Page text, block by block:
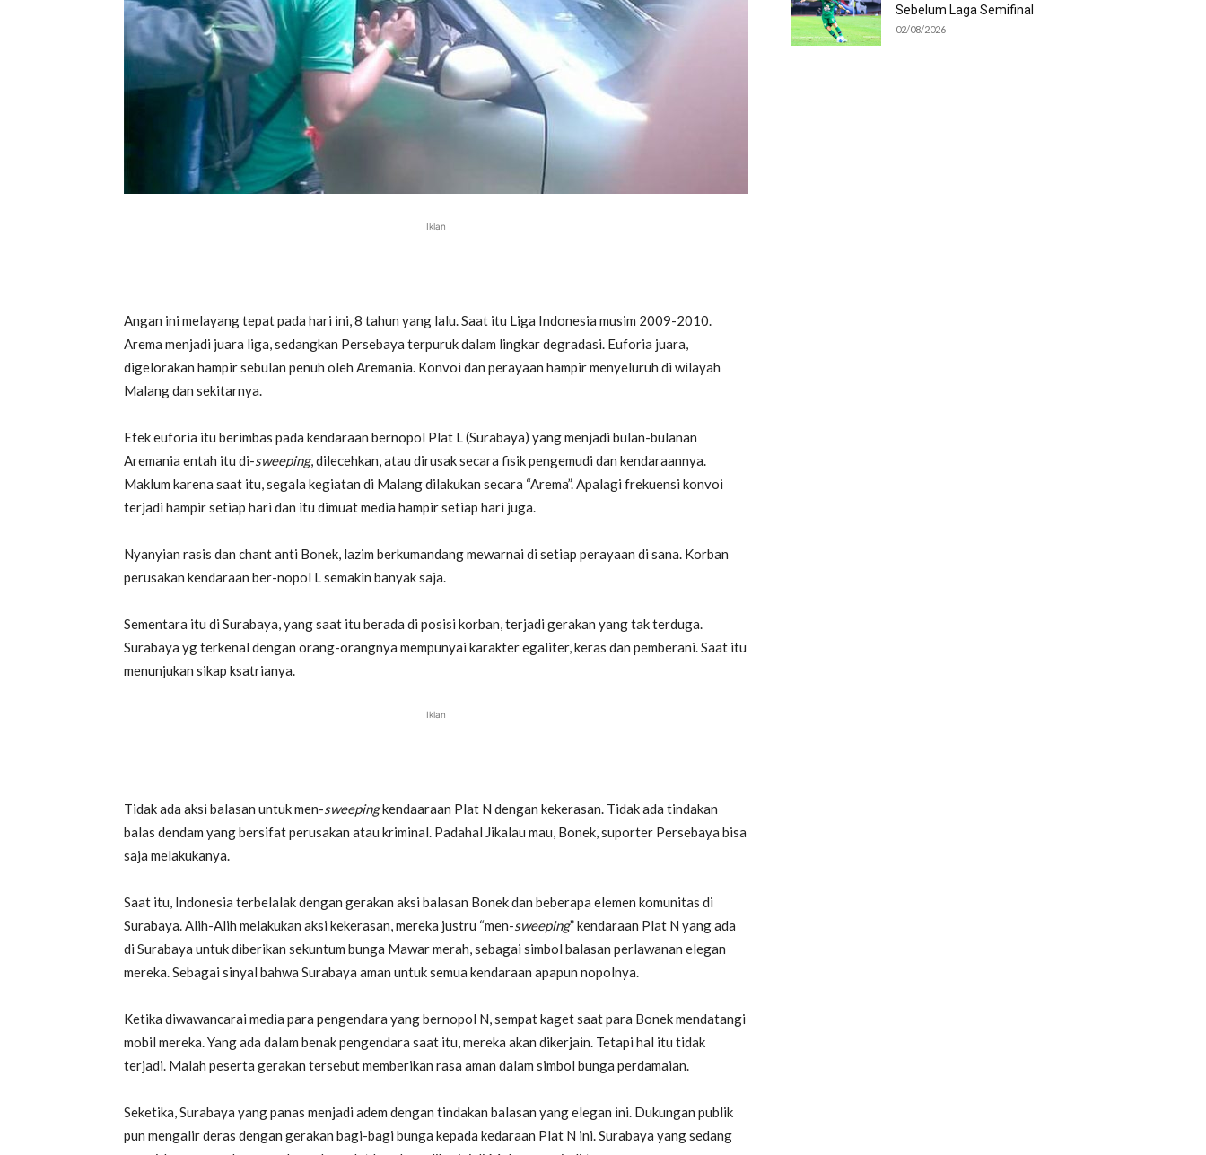
Iklan
Angan ini melayang tepat pada hari ini, 8 tahun yang lalu. Saat itu Liga Indonesia musim 2009-2010.
Arema menjadi juara liga, sedangkan Persebaya terpuruk dalam lingkar degradasi. Euforia juara,
digelorakan hampir sebulan penuh oleh Aremania. Konvoi dan perayaan hampir menyeluruh di wilayah
Malang dan sekitarnya.
Efek euforia itu berimbas pada kendaraan bernopol Plat L (Surabaya) yang menjadi bulan-bulanan
Aremania entah itu di-sweeping, dilecehkan, atau dirusak secara fisik pengemudi dan kendaraannya.
Maklum karena saat itu, segala kegiatan di Malang dilakukan secara “Arema”. Apalagi frekuensi konvoi
terjadi hampir setiap hari dan itu dimuat media hampir setiap hari juga.
Nyanyian rasis dan chant anti Bonek, lazim berkumandang mewarnai di setiap perayaan di sana. Korban
perusakan kendaraan ber-nopol L semakin banyak saja.
Sementara itu di Surabaya, yang saat itu berada di posisi korban, terjadi gerakan yang tak terduga.
Surabaya yg terkenal dengan orang-orangnya mempunyai karakter egaliter, keras dan pemberani. Saat itu
menunjukan sikap ksatrianya.
Iklan
Tidak ada aksi balasan untuk men-sweepingkendaaraan Plat N dengan kekerasan. Tidak ada tindakan
balas dendam yang bersifat perusakan atau kriminal. Padahal Jikalau mau, Bonek, suporter Persebaya bisa
saja melakukanya.
Saat itu, Indonesia terbelalak dengan gerakan aksi balasan Bonek dan beberapa elemen komunitas di
Surabaya. Alih-Alih melakukan aksi kekerasan, mereka justru “men-sweeping” kendaraan Plat N yang ada
di Surabaya untuk diberikan sekuntum bunga Mawar merah, sebagai simbol balasan perlawanan elegan
mereka. Sebagai sinyal bahwa Surabaya aman untuk semua kendaraan apapun nopolnya.
Ketika diwawancarai media para pengendara yang bernopol N, sempat kaget saat para Bonek mendatangi
mobil mereka. Yang ada dalam benak pengendara saat itu, mereka akan dikerjain. Tetapi hal itu tidak
terjadi. Malah peserta gerakan tersebut memberikan rasa aman dalam simbol bunga perdamaian.
Seketika, Surabaya yang panas menjadi adem dengan tindakan balasan yang elegan ini. Dukungan publik
pun mengalir deras dengan gerakan bagi-bagi bunga kepada kedaraan Plat N ini. Surabaya yang sedang
Sebelum Laga Semifinal
02/08/2026